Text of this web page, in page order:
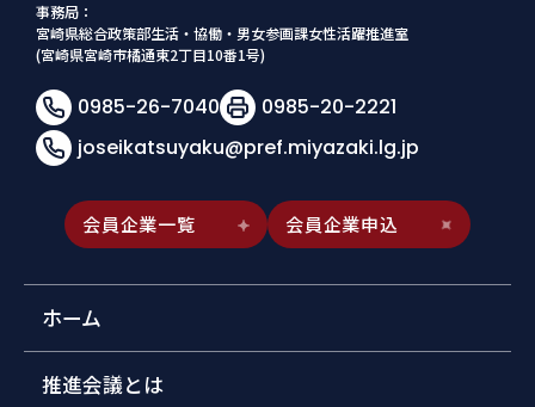
事務局：
宮崎県総合政策部生活・協働・男女参画課女性活躍推進室
(宮崎県宮崎市橘通東2丁目10番1号)
0985-26-7040
0985-20-2221
joseikatsuyaku@pref.miyazaki.lg.jp
会員企業一覧 会員企業申込
ホーム
推進会議とは